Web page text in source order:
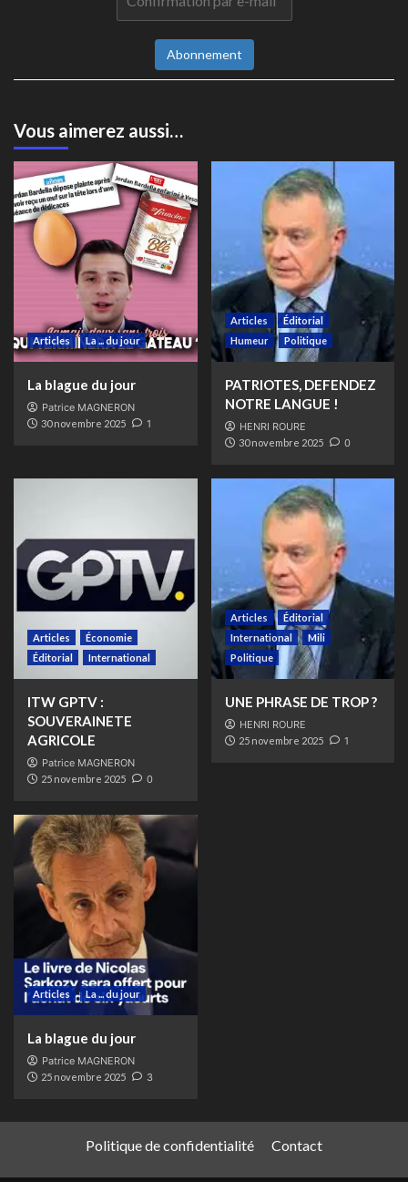
Abonnement
Vous aimerez aussi…
Articles La ... du jour
La blague du jour
Patrice MAGNERON
30 novembre 2025 1
Articles
Éditorial
Humeur
Politique
PATRIOTES, DEFENDEZ
NOTRE LANGUE !
HENRI ROURE
30 novembre 2025 0
Articles
Économie
Éditorial
International
ITW GPTV :
SOUVERAINETE
AGRICOLE
Patrice MAGNERON
25 novembre 2025 0
Articles
Éditorial
International
Mili
Politique
UNE PHRASE DE TROP ?
HENRI ROURE
25 novembre 2025 1
Articles La ... du jour
La blague du jour
Patrice MAGNERON
25 novembre 2025 3
Politique de confidentialité Contact